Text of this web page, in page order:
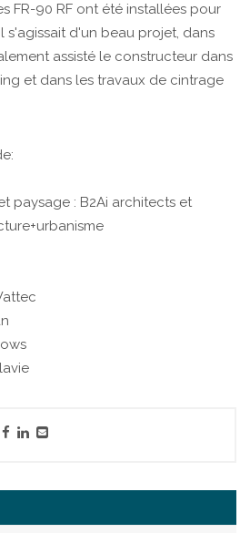
FR-90 RF ont été installées pour
s'agissait d'un beau projet, dans
assisté le constructeur dans
et dans les travaux de cintrage
paysage : B2Ai architects et